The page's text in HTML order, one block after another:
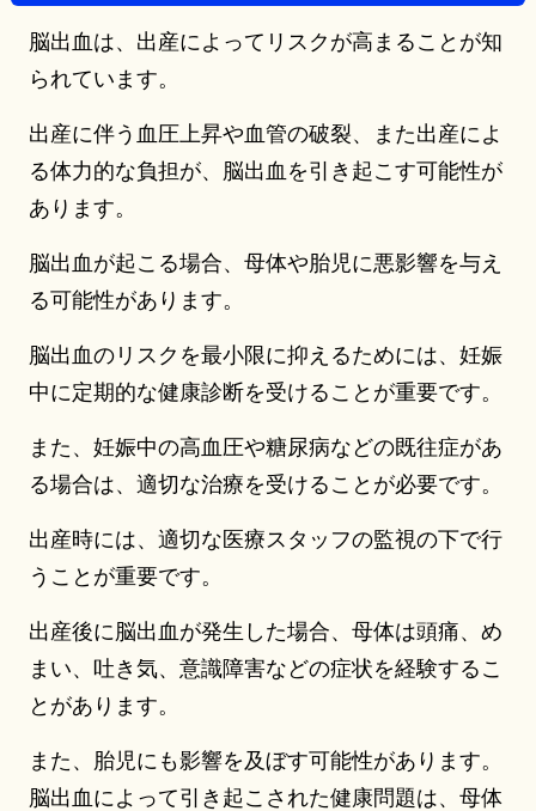
脳出血は、出産によってリスクが高まることが知
られています。
出産に伴う血圧上昇や血管の破裂、また出産によ
る体力的な負担が、脳出血を引き起こす可能性が
あります。
脳出血が起こる場合、母体や胎児に悪影響を与え
る可能性があります。
脳出血のリスクを最小限に抑えるためには、妊娠
中に定期的な健康診断を受けることが重要です。
また、妊娠中の高血圧や糖尿病などの既往症があ
る場合は、適切な治療を受けることが必要です。
出産時には、適切な医療スタッフの監視の下で行
うことが重要です。
出産後に脳出血が発生した場合、母体は頭痛、め
まい、吐き気、意識障害などの症状を経験するこ
とがあります。
また、胎児にも影響を及ぼす可能性があります。
脳出血によって引き起こされた健康問題は、母体